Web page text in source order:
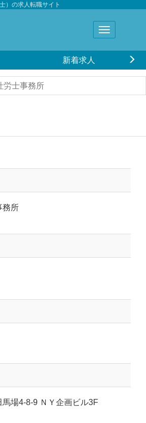
）の求人転職サイト
新着求人
労士事務所
務所
場4-8-9 ＮＹ企画ビル3F